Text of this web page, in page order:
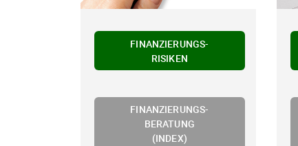
FINANZIERUNGS-
RISIKEN
FINANZIERUNGS-
BERATUNG
(INDEX)